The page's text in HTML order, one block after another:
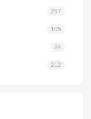
257
105
24
212